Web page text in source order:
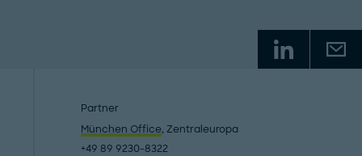
Partner
München Office, Zentraleuropa
+49 89 9230-8322